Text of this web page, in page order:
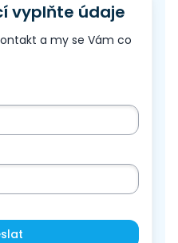
vyplňte údaje
a my se Vám co